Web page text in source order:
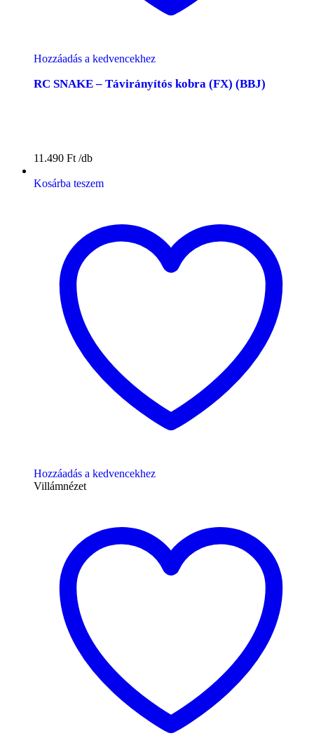
Hozzáadás a kedvencekhez
RC SNAKE – Távirányítós kobra (FX) (BBJ)
11.490 Ft
Kosárba teszem
Hozzáadás a kedvencekhez
Villámnézet